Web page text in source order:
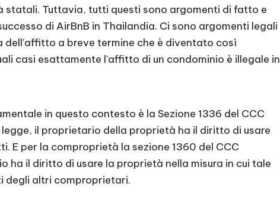
Tuttavia, tutti questi sono argomenti di fatto e
di AirBnB in Thailandia. Ci sono argomenti legali
dell'affitto a breve termine che è diventato così
casi esattamente l'affitto di un condominio è illegale in
in questo contesto è la Sezione 1336 del CCC
il proprietario della proprietà ha il diritto di usare
E per la comproprietà la sezione 1360 del CCC
ha il diritto di usare la proprietà nella misura in cui tale
degli altri comproprietari.